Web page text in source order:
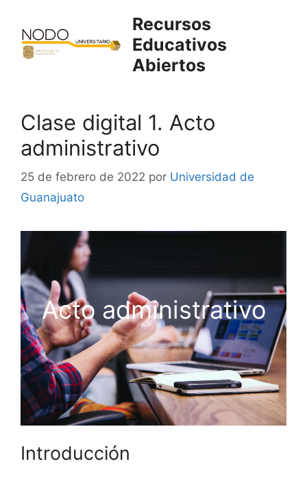
contenido
Recursos
Educativos
Abiertos
Clase digital 1. Acto
administrativo
25 de febrero de 2022 por Universidad de
Guanajuato
Acto administrativo
Introducción